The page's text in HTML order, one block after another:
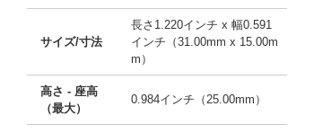
サイズ/寸法
長さ1.220インチ x 幅0.591
インチ（31.00mm x 15.00m
m）
高さ - 座高
（最大）
0.984インチ（25.00mm）